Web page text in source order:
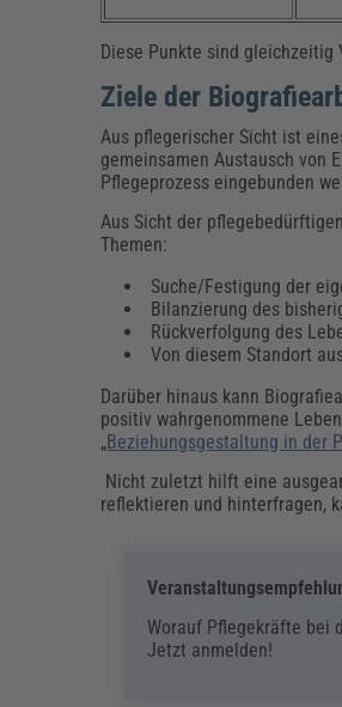
Diese Punkte sind
Ziele der
Aus pflegerischer Sicht ist
gemeinsamen Austausch von
Pflegeprozess eingebunden
Aus Sicht der
Themen:
Suche/Festigung der
Bilanzierung des
Rückverfolgung des
Von diesem Standort
Darüber hinaus kann
positiv wahrgenommene
„Beziehungsgestaltung in der
Nicht zuletzt hilft eine
reflektieren und hinterfragen,
Worauf Pflegekräfte bei
Jetzt anmelden!